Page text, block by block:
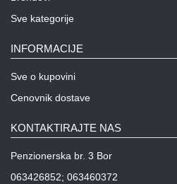
Sve kategorije
INFORMACIJE
Sve o kupovini
Cenovnik dostave
KONTAKTIRAJTE NAS
Penzionerska br. 3 Bor
063426852; 063460372